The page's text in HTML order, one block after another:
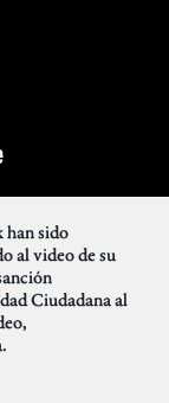
han sido
al video de su
Ciudadana al